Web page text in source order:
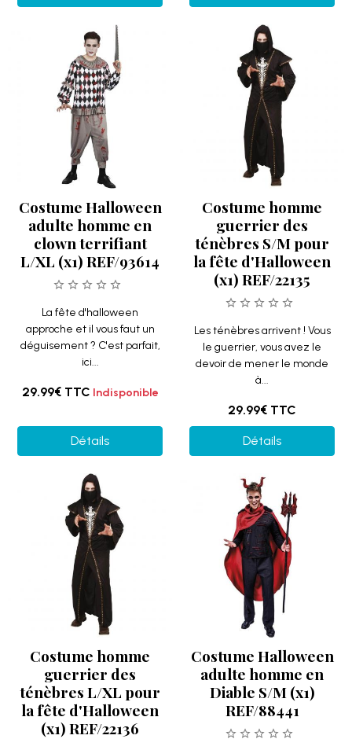
Costume Halloween
adulte homme en
clown terrifiant
L/XL (x1) REF/93614
La fête d'halloween
approche et il vous faut un
déguisement ? C'est parfait,
ici...
29.99€ TTC Indisponible
Détails
Costume homme
guerrier des
ténèbres S/M pour
la fête d'Halloween
(x1) REF/22135
Les ténèbres arrivent ! Vous
le guerrier, vous avez le
devoir de mener le monde
à...
29.99€ TTC
Détails
Costume homme
guerrier des
ténèbres L/XL pour
la fête d'Halloween
(x1) REF/22136
Costume Halloween
adulte homme en
Diable S/M (x1)
REF/88441